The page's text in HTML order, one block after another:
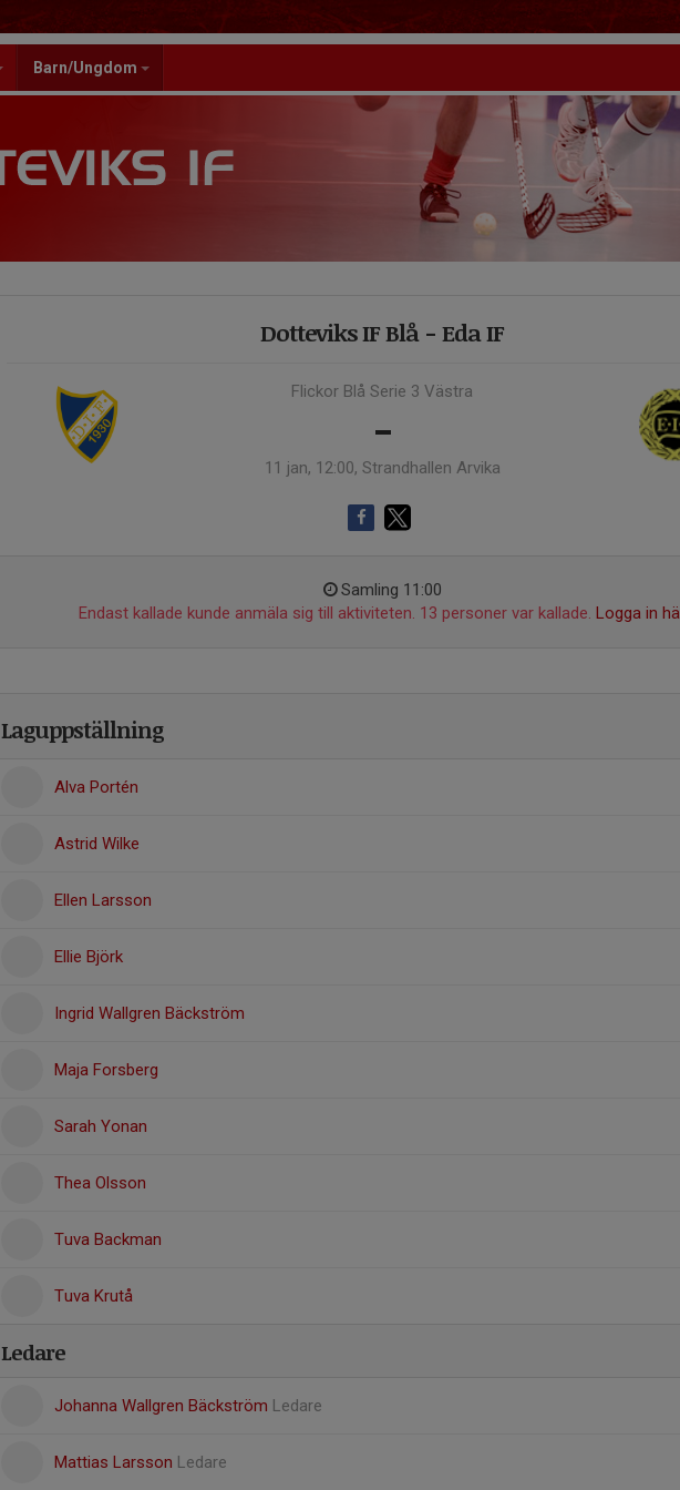
Barn/Ungdom
Dotteviks IF Blå - Eda IF
Flickor Blå Serie 3 Västra
-
11 jan, 12:00, Strandhallen Arvika
Samling 11:00
Endast kallade kunde anmäla sig till aktiviteten. 13 personer var kallade. Logga in
Laguppställning
Alva Portén
Astrid Wilke
Ellen Larsson
Ellie Björk
Ingrid Wallgren Bäckström
Maja Forsberg
Sarah Yonan
Thea Olsson
Tuva Backman
Tuva Krutå
Ledare
Johanna Wallgren Bäckström Ledare
Mattias Larsson Ledare